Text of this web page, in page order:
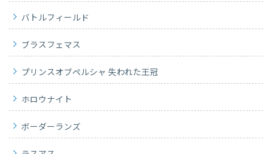
バトルフィールド
ブラスフェマス
プリンスオブペルシャ 失われた王冠
ホロウナイト
ボーダーランズ